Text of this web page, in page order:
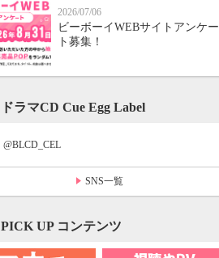
2026/07/06
ビーボーイWEBサイトアンケー
ト募集！
ドラマCD Cue Egg Label
@BLCD_CEL
SNS一覧
PICK UP コンテンツ